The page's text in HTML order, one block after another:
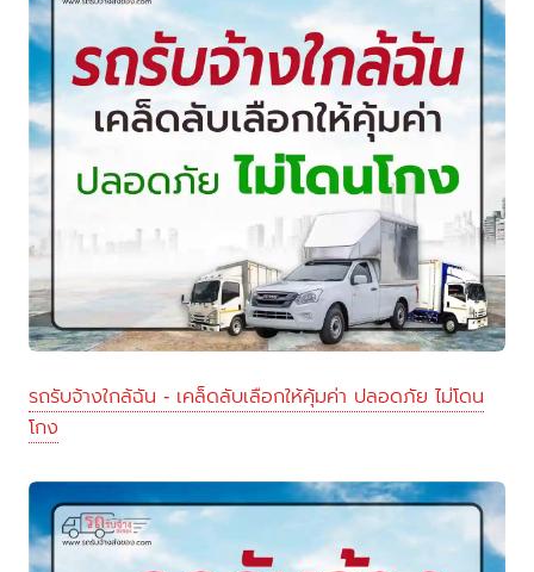
รถรับจ้างใกล้ฉัน - เคล็ดลับเลือกให้คุ้มค่า ปลอดภัย ไม่โดน
โกง